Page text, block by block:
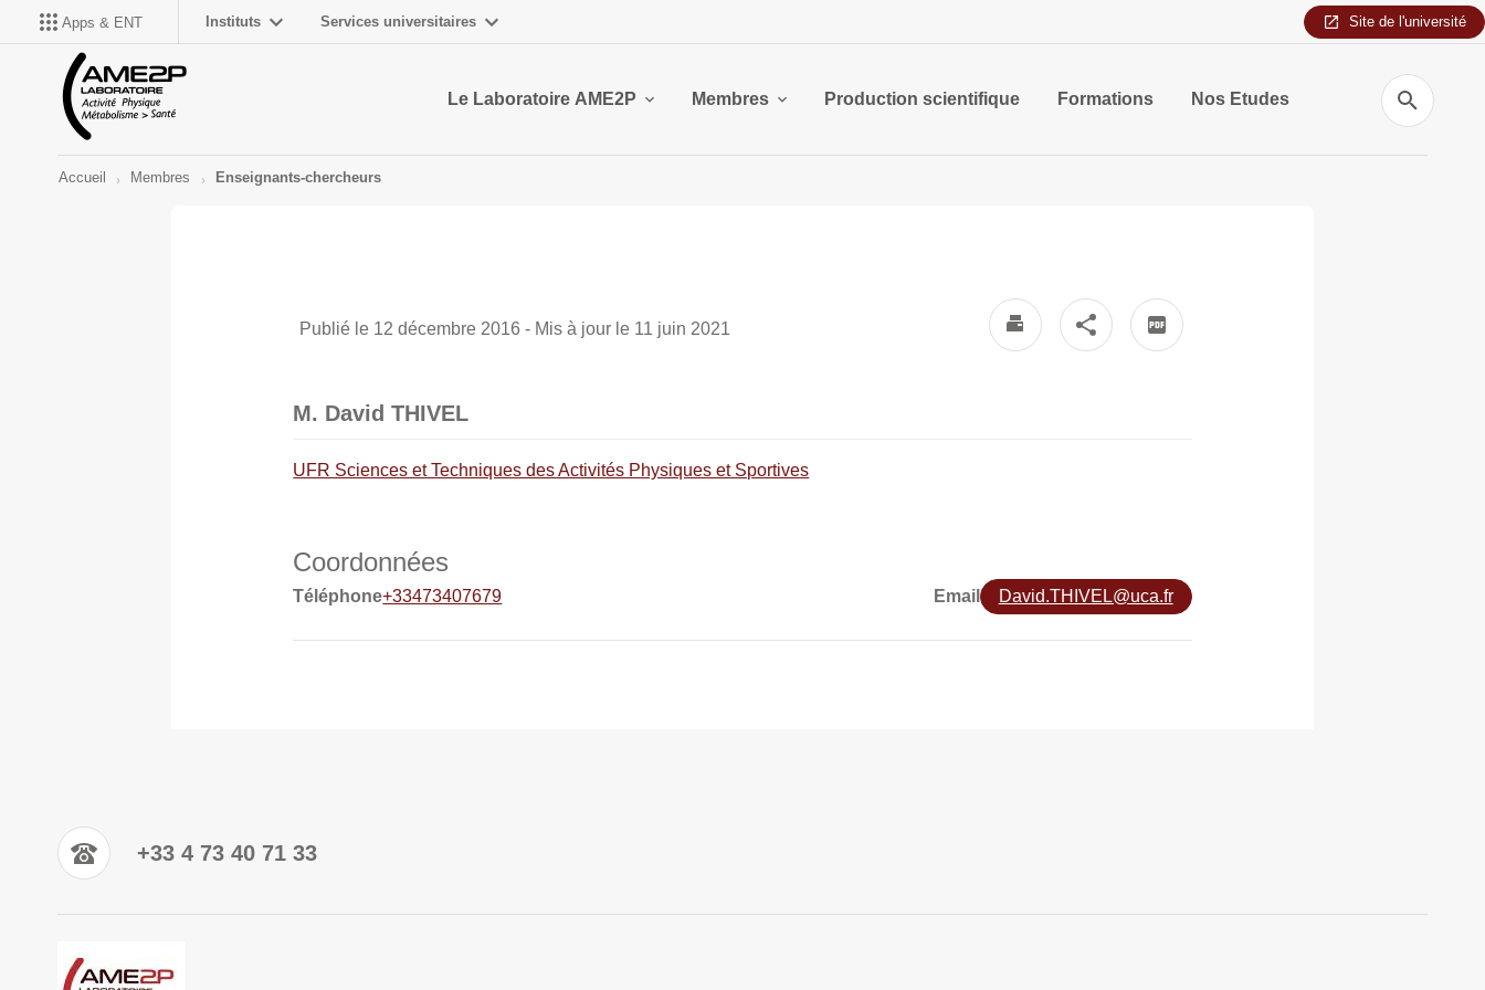
Apps & ENT Instituts Services universitaires Site de l'université
Le Laboratoire AME2P Membres Production scientifique Formations Nos Etudes
Recherche
Accueil Membres Enseignants-chercheurs
Publié le 12 décembre 2016 - Mis à jour le 11 juin 2021
M. David THIVEL
UFR Sciences et Techniques des Activités Physiques et Sportives
Coordonnées
Téléphone+33473407679 Email David.THIVEL@uca.fr
+33 4 73 40 71 33